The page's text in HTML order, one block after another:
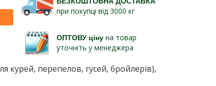
при покупці від 3000 кг
ОПТОВУ ціну на товар
уточніть у менеджера
курей, перепелов, гусей, бройлерів),